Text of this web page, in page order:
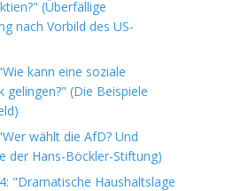
(Überfällige
nach Vorbild des US-
kann eine soziale
gelingen?" (Die Beispiele
wählt die AfD? Und
der Hans-Böckler-Stiftung)
"Dramatische Haushaltslage